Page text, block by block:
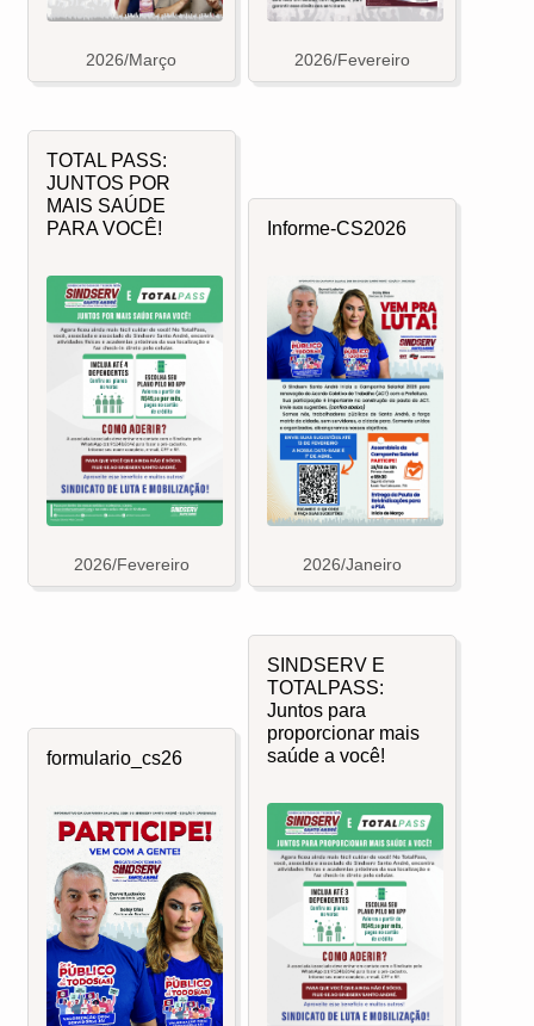
2026/Março 2026/Fevereiro
TOTAL PASS:
JUNTOS POR
MAIS SAÚDE
PARA VOCÊ!
2026/Fevereiro
Informe-CS2026
2026/Janeiro
formulario_cs26
SINDSERV E
TOTALPASS:
Juntos para
proporcionar mais
saúde a você!